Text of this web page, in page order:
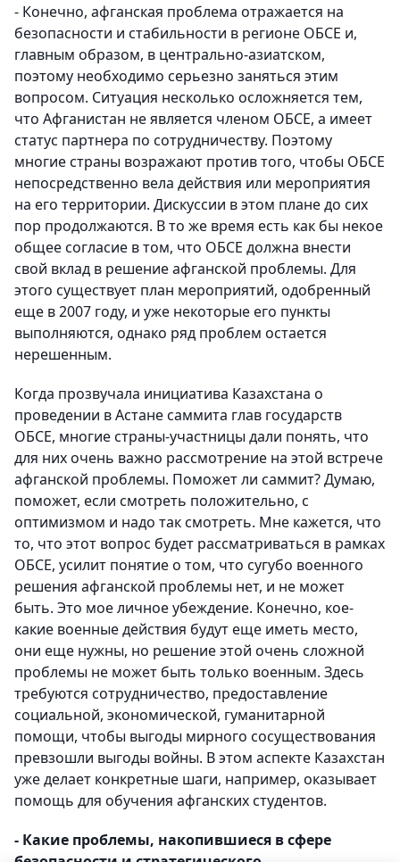
- Конечно, афганская проблема отражается на
безопасности и стабильности в регионе ОБСЕ и,
главным образом, в центрально-азиатском,
поэтому необходимо серьезно заняться этим
вопросом. Ситуация несколько осложняется тем,
что Афганистан не является членом ОБСЕ, а имеет
статус партнера по сотрудничеству. Поэтому
многие страны возражают против того, чтобы ОБСЕ
непосредственно вела действия или мероприятия
на его территории. Дискуссии в этом плане до сих
пор продолжаются. В то же время есть как бы некое
общее согласие в том, что ОБСЕ должна внести
свой вклад в решение афганской проблемы. Для
этого существует план мероприятий, одобренный
еще в 2007 году, и уже некоторые его пункты
выполняются, однако ряд проблем остается
нерешенным.
Когда прозвучала инициатива Казахстана о
проведении в Астане саммита глав государств
ОБСЕ, многие страны-участницы дали понять, что
для них очень важно рассмотрение на этой встрече
афганской проблемы. Поможет ли саммит? Думаю,
поможет, если смотреть положительно, с
оптимизмом и надо так смотреть. Мне кажется, что
то, что этот вопрос будет рассматриваться в рамках
ОБСЕ, усилит понятие о том, что сугубо военного
решения афганской проблемы нет, и не может
быть. Это мое личное убеждение. Конечно, кое-
какие военные действия будут еще иметь место,
они еще нужны, но решение этой очень сложной
проблемы не может быть только военным. Здесь
требуются сотрудничество, предоставление
социальной, экономической, гуманитарной
помощи, чтобы выгоды мирного сосуществования
превзошли выгоды войны. В этом аспекте Казахстан
уже делает конкретные шаги, например, оказывает
помощь для обучения афганских студентов.
- Какие проблемы, накопившиеся в сфере